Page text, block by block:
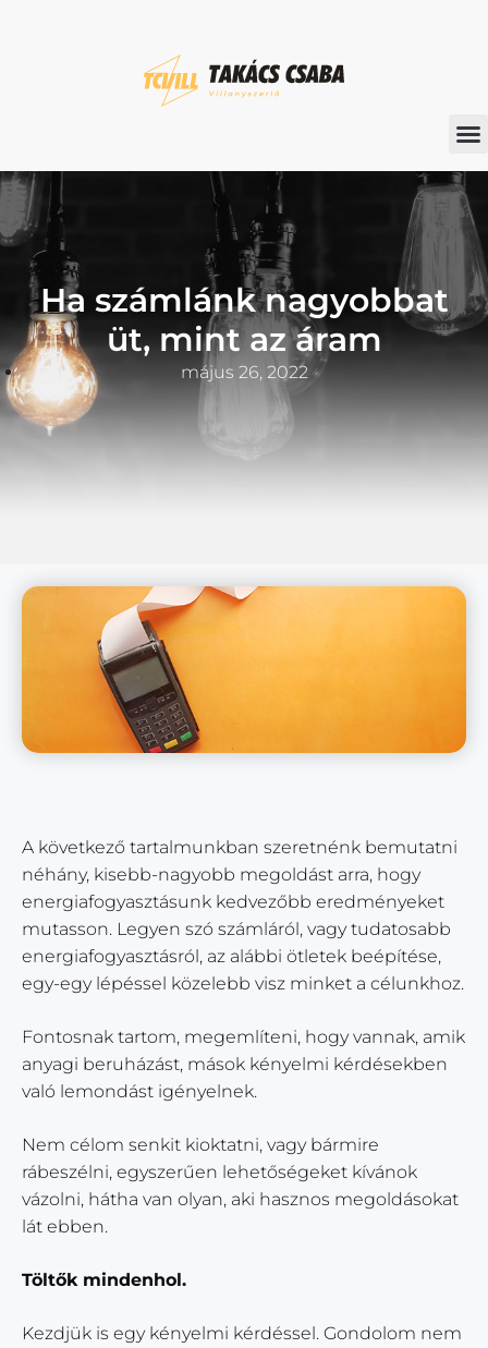
Ha számlánk nagyobbat
üt, mint az áram
május 26, 2022
A következő tartalmunkban szeretnénk bemutatni
néhány, kisebb-nagyobb megoldást arra, hogy
energiafogyasztásunk kedvezőbb eredményeket
mutasson. Legyen szó számláról, vagy tudatosabb
energiafogyasztásról, az alábbi ötletek beépítése,
egy-egy lépéssel közelebb visz minket a célunkhoz.
Fontosnak tartom, megemlíteni, hogy vannak, amik
anyagi beruházást, mások kényelmi kérdésekben
való lemondást igényelnek.
Nem célom senkit kioktatni, vagy bármire
rábeszélni, egyszerűen lehetőségeket kívánok
vázolni, hátha van olyan, aki hasznos megoldásokat
lát ebben.
Töltők mindenhol.
Kezdjük is egy kényelmi kérdéssel. Gondolom nem